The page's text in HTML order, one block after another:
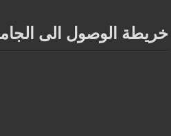
خريطة الوصول الى